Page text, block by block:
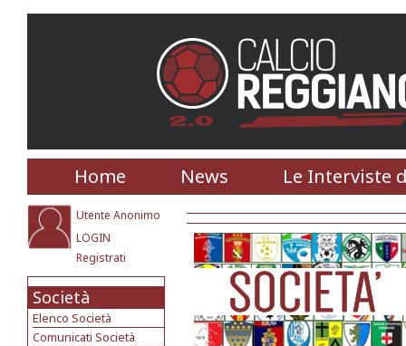
Home News Le Interviste
Utente Anonimo
LOGIN
Registrati
Società
Elenco Società
Comunicati Società